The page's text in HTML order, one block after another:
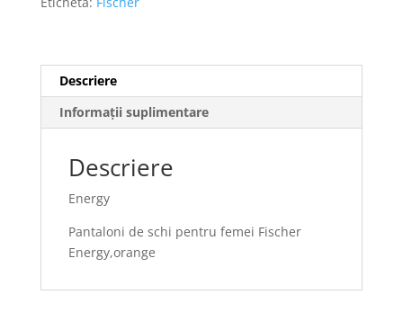
Descriere
Informații suplimentare
Descriere
Energy
Pantaloni de schi pentru femei Fischer
Energy,orange